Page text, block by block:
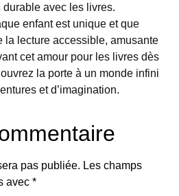
avec les livres.
enfant est unique et que
la lecture accessible, amusante
cet amour pour les livres dès
la porte à un monde infini
et d’imagination.
pas publiée. Les champs
avec *